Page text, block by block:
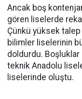
Ancak boş
gören liselerde
Çünkü yüksek
bilimler liselerinin
doldurdu. Boşluklar
teknik Anadolu
liselerinde oluştu.